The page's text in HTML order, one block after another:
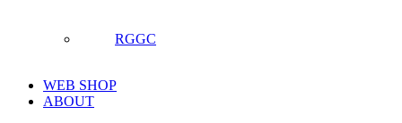
RGGC
WEB SHOP
ABOUT